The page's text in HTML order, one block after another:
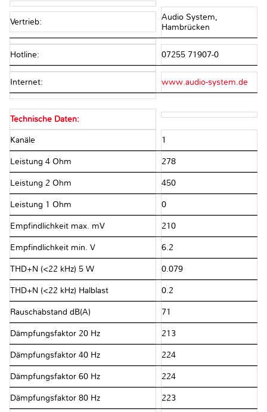
Vertrieb:
Audio System,
Hambrücken
Hotline: 07255 71907-0
Internet: www.audio-system.de
Technische Daten:
Kanäle 1
Leistung 4 Ohm 278
Leistung 2 Ohm 450
Leistung 1 Ohm 0
Empfindlichkeit max. mV 210
Empfindlichkeit min. V 6.2
THD+N (<22 kHz) 5 W 0.079
THD+N (<22 kHz) Halblast 0.2
Rauschabstand dB(A) 71
Dämpfungsfaktor 20 Hz 213
Dämpfungsfaktor 40 Hz 224
Dämpfungsfaktor 60 Hz 224
Dämpfungsfaktor 80 Hz 223